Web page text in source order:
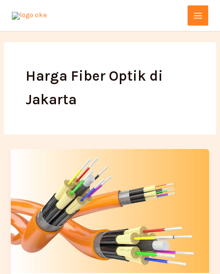
Main
Menu
Harga Fiber Optik di
Jakarta